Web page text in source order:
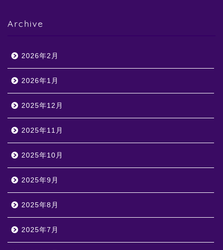
Archive
2026年2月
2026年1月
2025年12月
2025年11月
2025年10月
2025年9月
2025年8月
2025年7月